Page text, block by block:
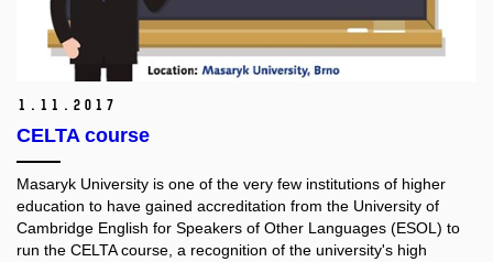
1. 11. 2017
CELTA course
Masaryk University is one of the very few institutions of higher
education to have gained accreditation from the University of
Cambridge English for Speakers of Other Languages (ESOL) to
run the CELTA course, a recognition of the university's high